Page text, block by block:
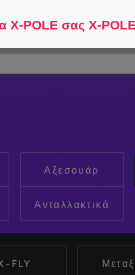
Αξεσουάρ
Ανταλλακτικά
FLY
X-POLE σας X-